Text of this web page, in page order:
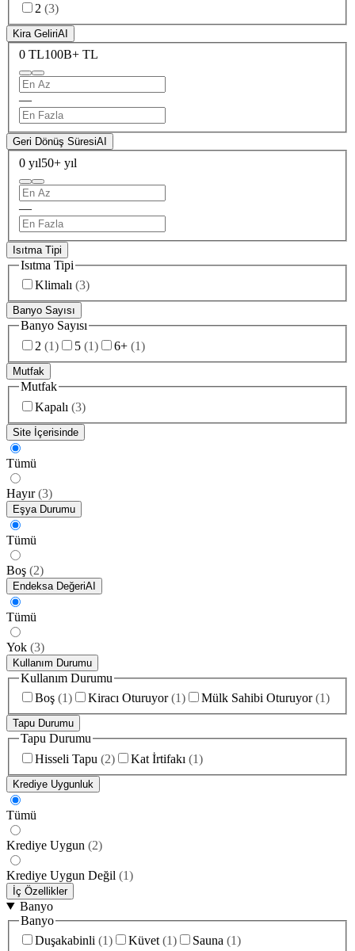
2 (3)
Kira GeliriAI
0 TL100B+ TL
—
Geri Dönüş SüresiAI
0 yıl50+ yıl
—
Isıtma Tipi
Isıtma Tipi
Klimalı (3)
Banyo Sayısı
Banyo Sayısı
2 (1) 5 (1) 6+ (1)
Mutfak
Mutfak
Kapalı (3)
Site İçerisinde
Tümü
Hayır (3)
Eşya Durumu
Tümü
Boş (2)
Endeksa DeğeriAI
Tümü
Yok (3)
Kullanım Durumu
Kullanım Durumu
Boş (1) Kiracı Oturuyor (1) Mülk Sahibi Oturuyor (1)
Tapu Durumu
Tapu Durumu
Hisseli Tapu (2) Kat İrtifakı (1)
Krediye Uygunluk
Tümü
Krediye Uygun (2)
Krediye Uygun Değil (1)
İç Özellikler
Banyo
Banyo
Duşakabinli (1) Küvet (1) Sauna (1)